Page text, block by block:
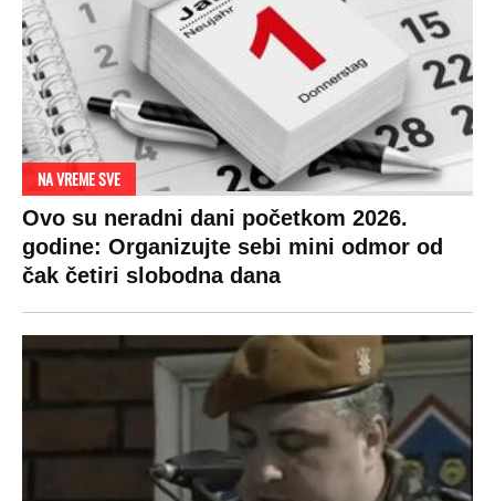
tako: "Ti si svoje srpsko izdala"
RAJ!
Žene u Srbiji su poludele za njima,
ogledaju se, bacaju pare: Ovde bunde
koštaju 100 evra, a neke i 2.000 dinara!